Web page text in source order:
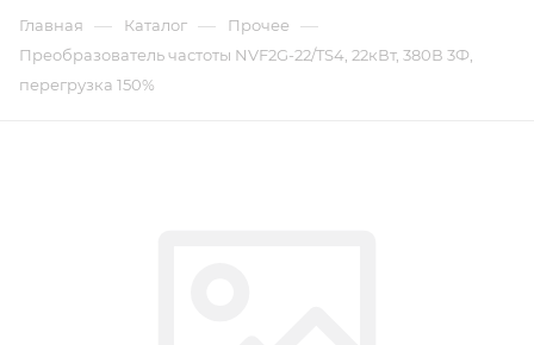
Главная — Каталог — Прочее —
Преобразователь частоты NVF2G-22/TS4, 22кВт, 380В 3Ф,
перегрузка 150%